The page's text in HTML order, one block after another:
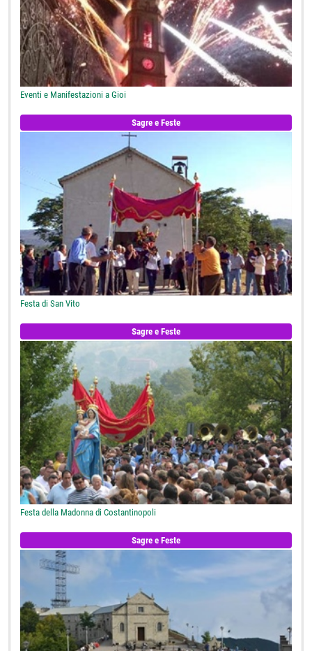
Eventi e Manifestazioni a Gioi
Sagre e Feste
Festa di San Vito
Sagre e Feste
Festa della Madonna di Costantinopoli
Sagre e Feste